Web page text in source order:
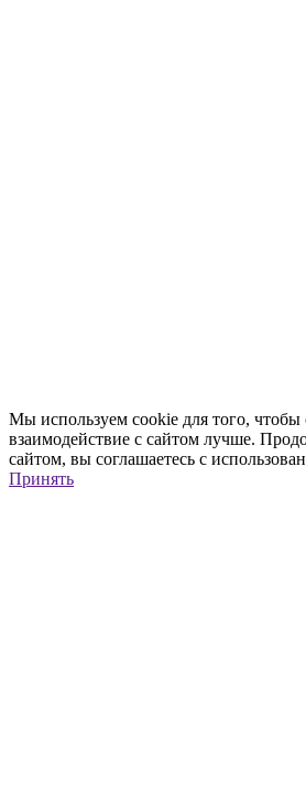
Мы используем cookie для того, чтобы
взаимодействие с сайтом лучше.
сайтом, вы соглашаетесь с
Принять